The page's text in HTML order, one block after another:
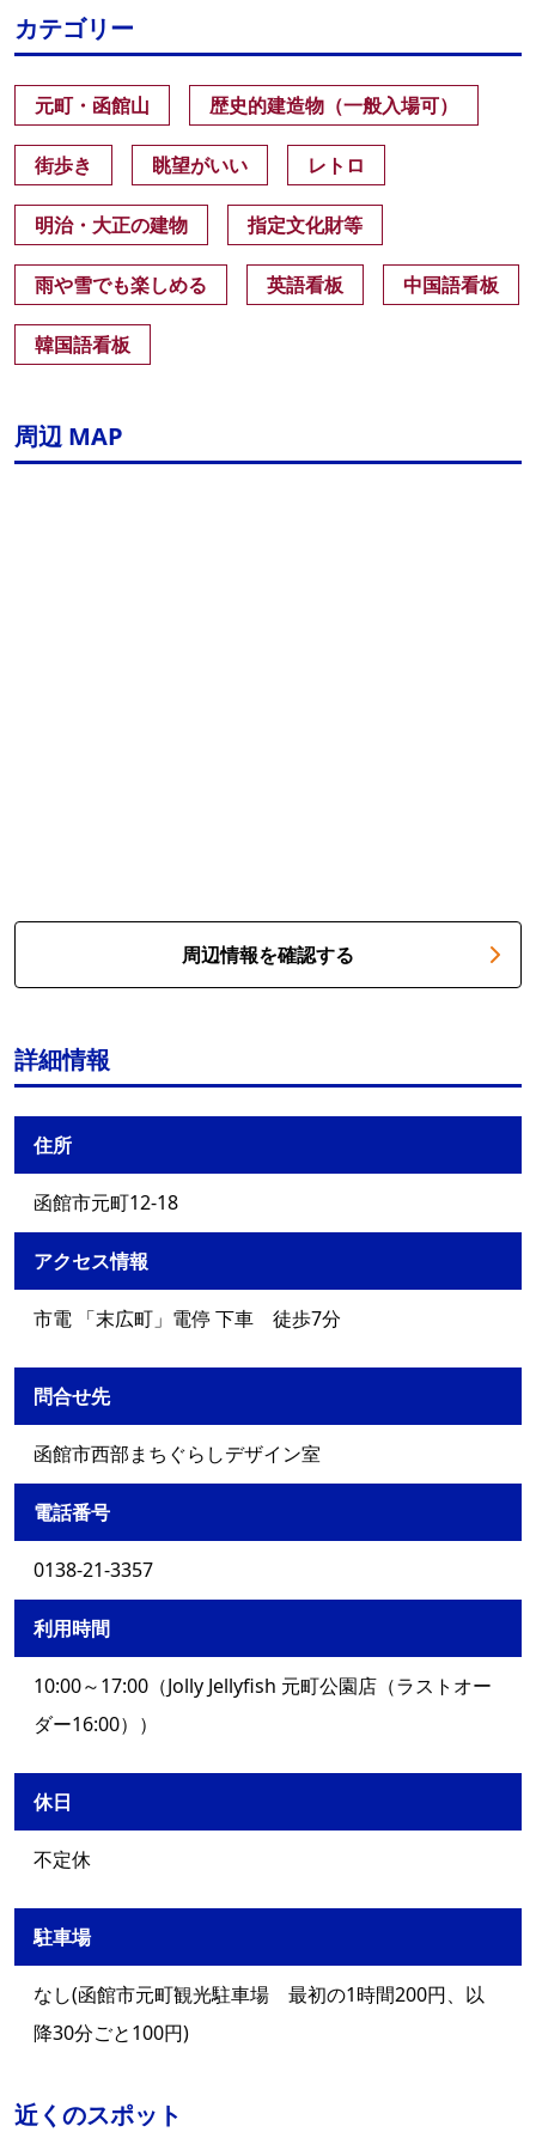
カテゴリー
元町・函館山 歴史的建造物（一般入場可）
街歩き 眺望がいい レトロ
明治・大正の建物 指定文化財等
雨や雪でも楽しめる 英語看板 中国語看板
韓国語看板
周辺 MAP
周辺情報を確認する
詳細情報
住所
函館市元町12-18
アクセス情報
市電 「末広町」電停 下車 徒歩7分
問合せ先
函館市西部まちぐらしデザイン室
電話番号
0138-21-3357
利用時間
10:00～17:00（Jolly Jellyfish 元町公園店（ラストオー
ダー16:00））
休日
不定休
駐車場
なし(函館市元町観光駐車場 最初の1時間200円、以
降30分ごと100円)
近くのスポット